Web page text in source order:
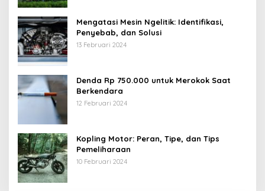
Mengatasi Mesin Ngelitik: Identifikasi,
Penyebab, dan Solusi
13 Februari 2024
Denda Rp 750.000 untuk Merokok Saat
Berkendara
12 Februari 2024
Kopling Motor: Peran, Tipe, dan Tips
Pemeliharaan
10 Februari 2024